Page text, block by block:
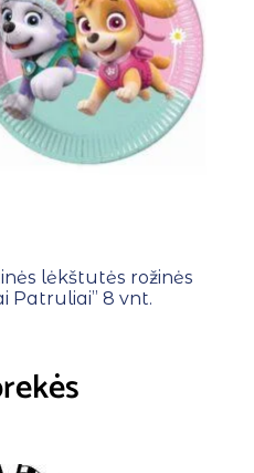
lėkštutės rožinės
Patruliai” 8 vnt.